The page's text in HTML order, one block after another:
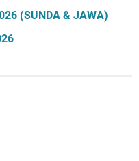
(SUNDA & JAWA)